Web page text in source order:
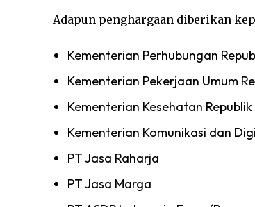
Adapun penghargaan diberikan
Kementerian Perhubungan
Kementerian Pekerjaan Umum
Kementerian Kesehatan
Kementerian Komunikasi dan
PT Jasa Raharja
PT Jasa Marga